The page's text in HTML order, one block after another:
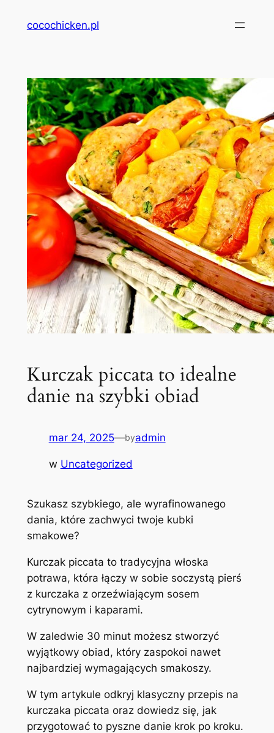
cocochicken.pl
Kurczak piccata to idealne
danie na szybki obiad
mar 24, 2025—byadmin
w Uncategorized
Szukasz szybkiego, ale wyrafinowanego
dania, które zachwyci twoje kubki
smakowe?
Kurczak piccata to tradycyjna włoska
potrawa, która łączy w sobie soczystą pierś
z kurczaka z orzeźwiającym sosem
cytrynowym i kaparami.
W zaledwie 30 minut możesz stworzyć
wyjątkowy obiad, który zaspokoi nawet
najbardziej wymagających smakoszy.
W tym artykule odkryj klasyczny przepis na
kurczaka piccata oraz dowiedz się, jak
przygotować to pyszne danie krok po kroku.